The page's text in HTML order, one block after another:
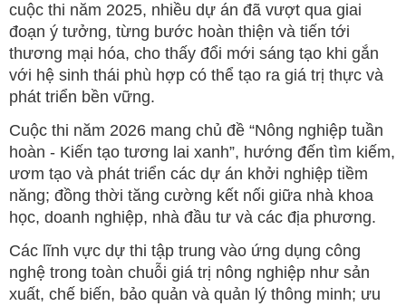
cuộc thi năm 2025, nhiều dự án đã vượt qua giai
đoạn ý tưởng, từng bước hoàn thiện và tiến tới
thương mại hóa, cho thấy đổi mới sáng tạo khi gắn
với hệ sinh thái phù hợp có thể tạo ra giá trị thực và
phát triển bền vững.
Cuộc thi năm 2026 mang chủ đề “Nông nghiệp tuần
hoàn - Kiến tạo tương lai xanh”, hướng đến tìm kiếm,
ươm tạo và phát triển các dự án khởi nghiệp tiềm
năng; đồng thời tăng cường kết nối giữa nhà khoa
học, doanh nghiệp, nhà đầu tư và các địa phương.
Các lĩnh vực dự thi tập trung vào ứng dụng công
nghệ trong toàn chuỗi giá trị nông nghiệp như sản
xuất, chế biến, bảo quản và quản lý thông minh; ưu